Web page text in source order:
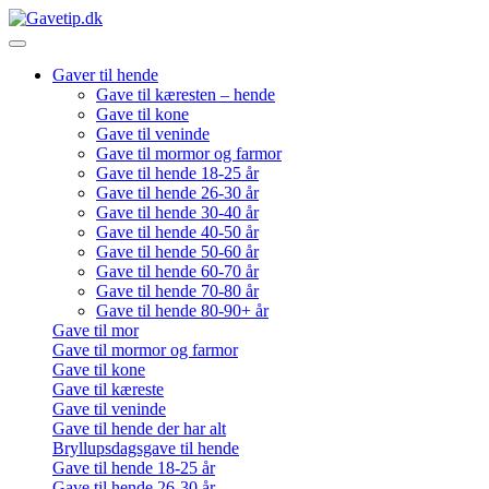
Gaver til hende
Gave til kæresten – hende
Gave til kone
Gave til veninde
Gave til mormor og farmor
Gave til hende 18-25 år
Gave til hende 26-30 år
Gave til hende 30-40 år
Gave til hende 40-50 år
Gave til hende 50-60 år
Gave til hende 60-70 år
Gave til hende 70-80 år
Gave til hende 80-90+ år
Gave til mor
Gave til mormor og farmor
Gave til kone
Gave til kæreste
Gave til veninde
Gave til hende der har alt
Bryllupsdagsgave til hende
Gave til hende 18-25 år